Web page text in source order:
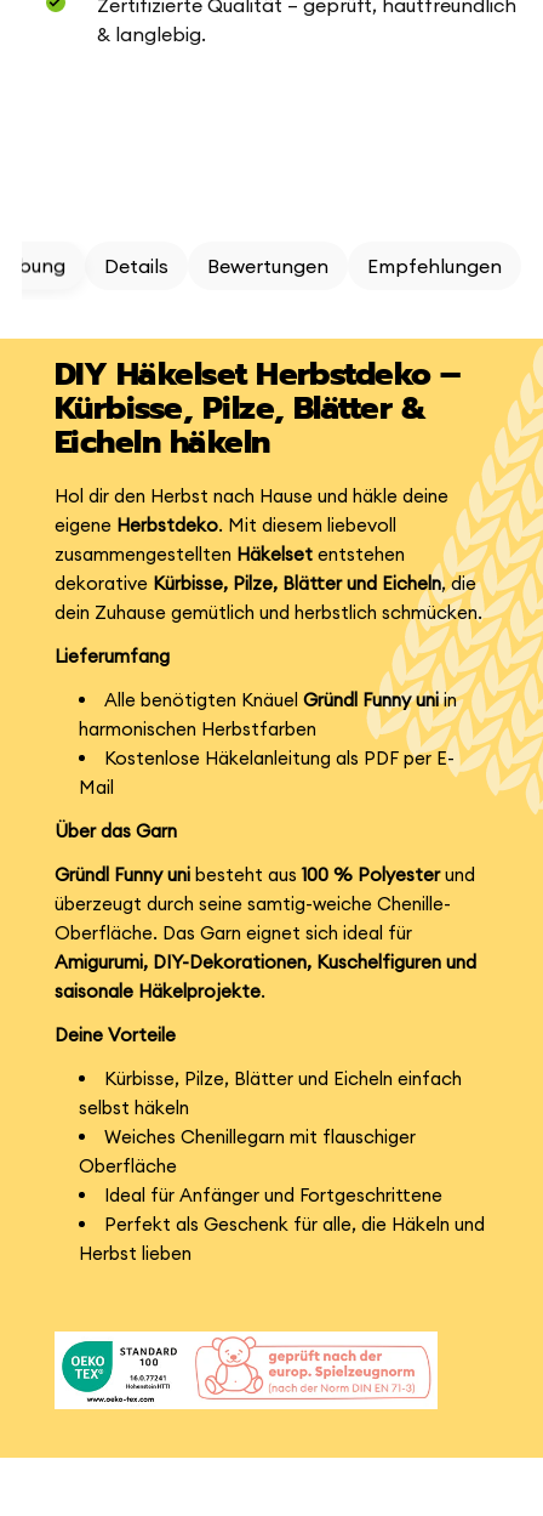
Zertifizierte Qualität – geprüft, hautfreundlich
& langlebig.
Details Bewertungen Empfehlungen
DIY Häkelset Herbstdeko –
Kürbisse, Pilze, Blätter &
Eicheln häkeln
Hol dir den Herbst nach Hause und häkle deine
eigene Herbstdeko. Mit diesem liebevoll
zusammengestellten Häkelsetentstehen
dekorative Kürbisse, Pilze, Blätter und Eicheln, die
dein Zuhause gemütlich und herbstlich schmücken.
Lieferumfang
Alle benötigten Knäuel Gründl Funny uniin
harmonischen Herbstfarben
Kostenlose Häkelanleitung als PDF per E-
Mail
Über das Garn
Gründl Funny unibesteht aus100 % Polyesterund
überzeugt durch seine samtig-weiche Chenille-
Oberfläche. Das Garn eignet sich ideal für
Amigurumi, DIY-Dekorationen, Kuschelfiguren und
saisonale Häkelprojekte.
Deine Vorteile
Kürbisse, Pilze, Blätter und Eicheln einfach
selbst häkeln
Weiches Chenillegarn mit flauschiger
Oberfläche
Ideal für Anfänger und Fortgeschrittene
Perfekt als Geschenk für alle, die Häkeln und
Herbst lieben